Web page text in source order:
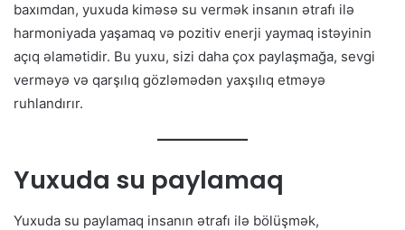
baxımdan, yuxuda kiməsə su vermək insanın ətrafı ilə
harmoniyada yaşamaq və pozitiv enerji yaymaq istəyinin
açıq əlamətidir. Bu yuxu, sizi daha çox paylaşmağa, sevgi
verməyə və qarşılıq gözləmədən yaxşılıq etməyə
ruhlandırır.
Yuxuda su paylamaq
Yuxuda su paylamaq insanın ətrafı ilə bölüşmək,